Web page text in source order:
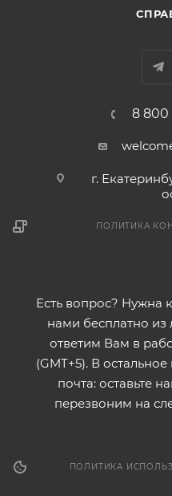
8 800
г.
ПОЛИТИКА
Есть вопрос? Нужна
нами бесплатно
ответим Вам в
(GMT+5). В
почта: оставьте
перезвоним на
ПОЛИТИКА